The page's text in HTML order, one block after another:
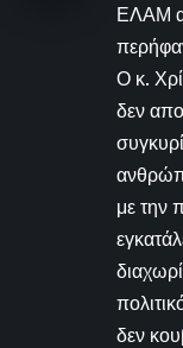
ΕΛΑΜ
Ο κ.
δεν
με την
δεν